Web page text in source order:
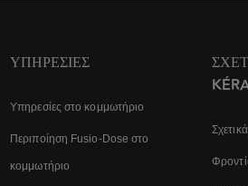
ΥΠΗΡΕΣΊΕΣ
Υπηρεσίες στο κομμωτήριο
Περιποίηση Fusio-Dose στο
κομμωτήριο